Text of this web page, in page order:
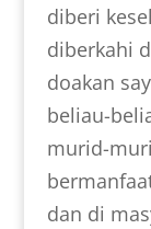
diberi
diberkahi
doakan
beliau-
murid-
dan di